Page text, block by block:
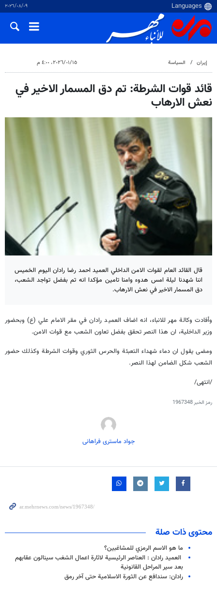
٠٩‏/٠٨‏/٢٠٢٦
إيران السياسة ١٥‏/٠١‏/٢٠٢٦، ٤:٠٠ م
قائد قوات الشرطة: تم دق المسمار الاخير في
نعش الارهاب
قال القائد العام لقوات الامن الداخلي العميد احمد رضا رادان اليوم الخميس
اننا شهدنا ليلة امس هدوء وامنا تامين مؤكدا انه تم بفضل تواجد الشعب،
دق المسمار الاخير في نعش الارهاب.
وأفادت وكالة مهر للانباء، انه اضاف العميد رادان في مقر الامام علي (ع) وبحضور
وزير الداخلية، ان هذا النصر تحقق بفضل تعاون الشعب مع قوات الامن.
ومضى يقول ان دماء شهداء التعبئة والحرس الثوري وقوات الشرطة وكذلك حضور
الشعب شكل الضامن لهذا النصر.
/انتهى/
رمز الخبر1967348
جواد ماستری فراهانی
محتوى ذات صلة
ما هو الاسم الرمزي للمشاغبين؟
العميد رادان : العناصر الرئيسية لاثارة اعمال الشغب سينالون عقابهم
بعد سير المراحل القانونية
رادان: سندافع عن الثورة الاسلامية حتى آخر رمق